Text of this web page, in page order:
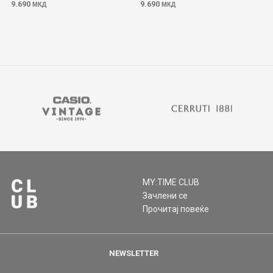
9.690 МКД 9.690 МКД
MY:TIME CLUB
Зачлени се
Прочитај повеќе
NEWSLETTER